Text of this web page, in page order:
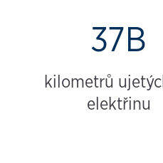
37B
kilometrů
elektřinu